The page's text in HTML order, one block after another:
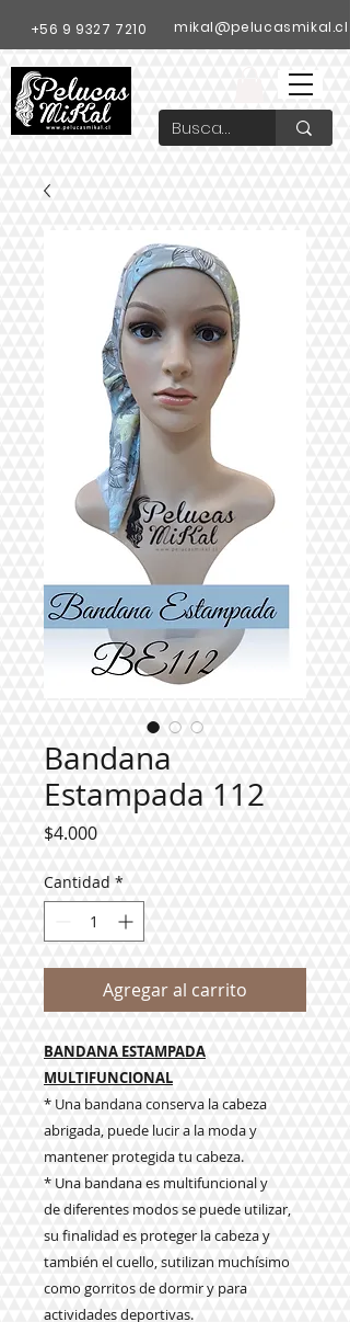
+56 9 9327 7210 mikal@pelucasmikal.cl
Bandana
Estampada 112
$4.000Precio
Cantidad *
Agregar al carrito
BANDANA ESTAMPADA
MULTIFUNCIONAL
* Una bandana conserva la cabeza
abrigada, puede lucir a la moda y
mantener protegida tu cabeza.
* Una bandana es multifuncional y
de diferentes modos se puede utilizar,
su finalidad es proteger la cabeza y
también el cuello, sutilizan muchísimo
como gorritos de dormir y para
actividades deportivas.